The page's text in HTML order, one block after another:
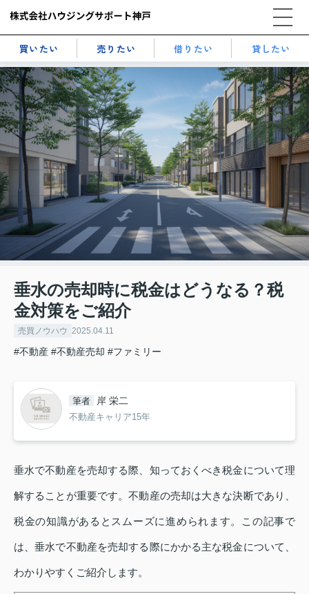
買いたい 売りたい 借りたい 貸したい
垂水の売却時に税金はどうなる？税
金対策をご紹介
売買ノウハウ 2025.04.11
#不動産 #不動産売却 #ファミリー
筆者 岸 栄二
不動産キャリア15年
垂水で不動産を売却する際、知っておくべき税金について理
解することが重要です。不動産の売却は大きな決断であり、
税金の知識があるとスムーズに進められます。この記事で
は、垂水で不動産を売却する際にかかる主な税金について、
わかりやすくご紹介します。